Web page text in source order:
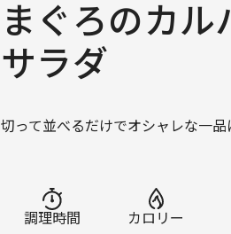
まぐろのカル
サラダ
切って並べるだけでオシャレな一品
調理時間 カロリー